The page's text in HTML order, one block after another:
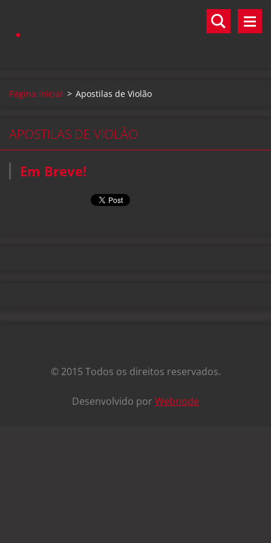
.
Página inicial > Apostilas de Violão
APOSTILAS DE VIOLÃO
Em Breve!
© 2015 Todos os direitos reservados.
Desenvolvido por Webnode